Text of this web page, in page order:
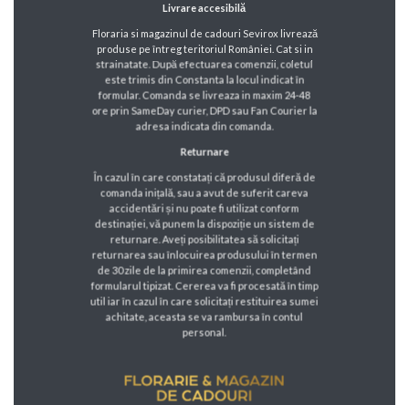
Livrare accesibilă
Floraria si magazinul de cadouri Sevirox livrează
produse pe întreg teritoriul României. Cat si in
strainatate. După efectuarea comenzii, coletul
este trimis din Constanta la locul indicat în
formular. Comanda se livreaza in maxim 24-48
ore prin SameDay curier, DPD sau Fan Courier la
adresa indicata din comanda.
Returnare
În cazul în care constatați că produsul diferă de
comanda inițală, sau a avut de suferit careva
accidentări și nu poate fi utilizat conform
destinației, vă punem la dispoziție un sistem de
returnare. Aveți posibilitatea să solicitați
returnarea sau înlocuirea produsului în termen
de 30 zile de la primirea comenzii, completând
formularul tipizat. Cererea va fi procesată în timp
util iar în cazul în care solicitați restituirea sumei
achitate, aceasta se va rambursa în contul
personal.